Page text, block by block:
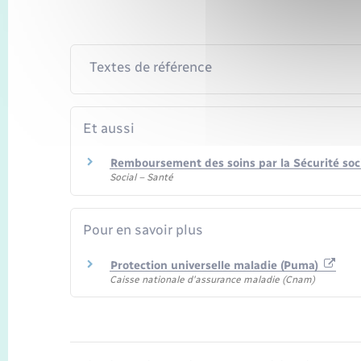
Textes de référence
Et aussi
Remboursement des soins par la Sécurité
Social – Santé
Pour en savoir plus
Protection universelle maladie (Puma)
Caisse nationale d'assurance maladie (Cnam)